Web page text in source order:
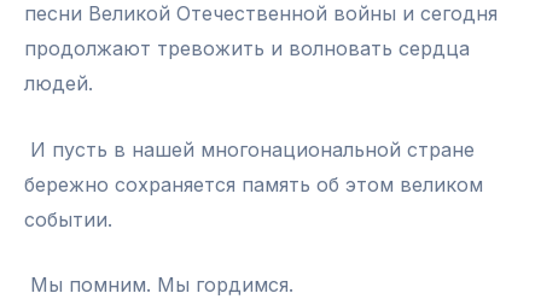
песни Великой Отечественной войны и сегодня
продолжают тревожить и волновать сердца
людей.
И пусть в нашей многонациональной стране
бережно сохраняется память об этом великом
событии.
Мы помним. Мы гордимся.